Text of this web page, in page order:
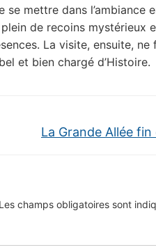
mettre dans l’ambiance
de recoins mystérieux
La visite, ensuite, ne
et bien chargé d’Histoire.
La Grande Allée
Les champs obligatoires sont